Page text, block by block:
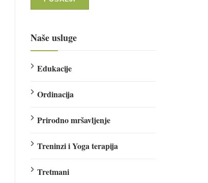
Naše usluge
Edukacije
Ordinacija
Prirodno mršavljenje
Treninzi i Yoga terapija
Tretmani